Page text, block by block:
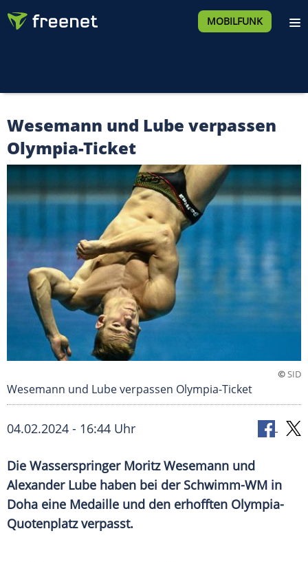
MOBILFUNK
Wesemann und Lube verpassen
Olympia-Ticket
©SID
Wesemann und Lube verpassen Olympia-Ticket
04.02.2024 - 16:44 Uhr
Die Wasserspringer Moritz Wesemann und
Alexander Lube haben bei der Schwimm-WM in
Doha eine Medaille und den erhofften Olympia-
Quotenplatz verpasst.